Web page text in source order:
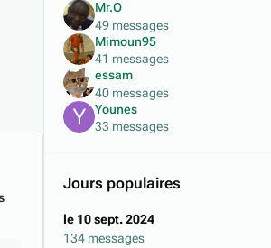
Mr.O
49 messages
Mimoun95
41 messages
essam
40 messages
Younes
33 messages
Jours populaires
le 10 sept. 2024
134 messages